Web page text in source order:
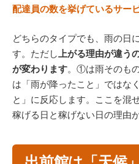
配達員の数を挙げているサー
どちらのタイプでも、雨の日
す。ただし 上がる理由が違う
が変わります。①は雨そのも
は「雨が降ったこと」ではな
と」に反応します。ここを混
稼げる日と稼げない日の理由